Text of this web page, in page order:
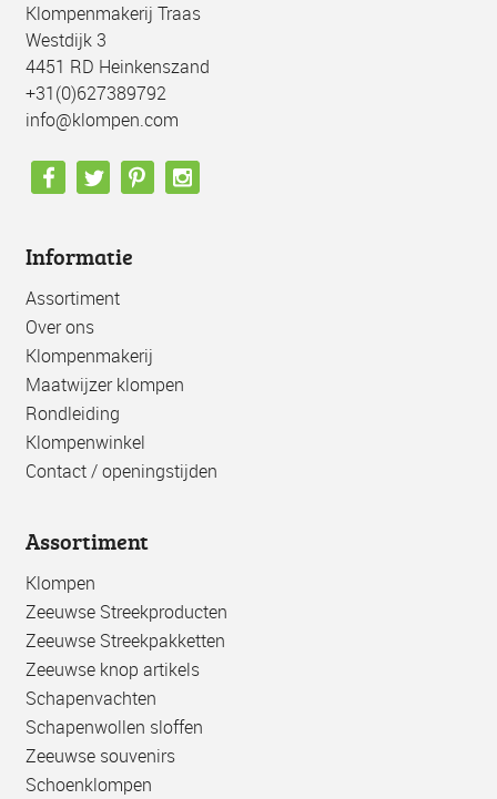
Klompenmakerij Traas
Westdijk 3
4451 RD Heinkenszand
+31(0)627389792
info@klompen.com
Informatie
Assortiment
Over ons
Klompenmakerij
Maatwijzer klompen
Rondleiding
Klompenwinkel
Contact / openingstijden
Assortiment
Klompen
Zeeuwse Streekproducten
Zeeuwse Streekpakketten
Zeeuwse knop artikels
Schapenvachten
Schapenwollen sloffen
Zeeuwse souvenirs
Schoenklompen